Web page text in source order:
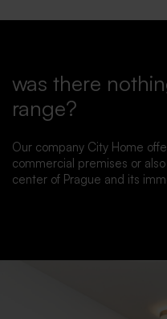
was there
range?
Our company City Home
commercial premises or
center of Prague and its